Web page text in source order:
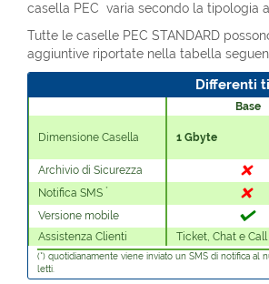
casella PEC varia secondo la tipologia
Tutte le caselle PEC STANDARD
aggiuntive riportate nella tabella
Differenti
(*) quotidianamente viene inviato un SMS di notifica
letti.
Base
Dimensione Casella 1 Gbyte
Archivio di Sicurezza
Notifica SMS *
Versione mobile
Assistenza Clienti
Ticket, Chat e